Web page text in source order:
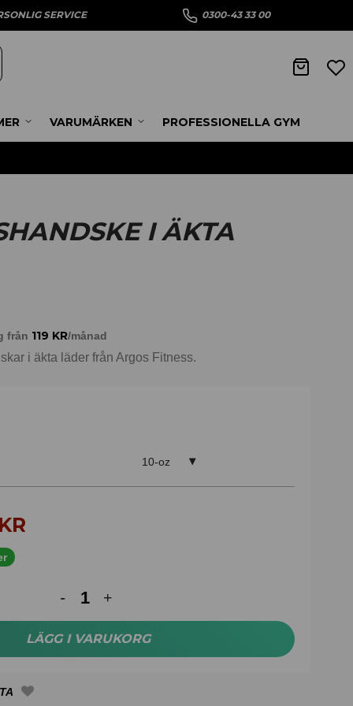
SERVICE 0300-43 33 00
VARUMÄRKEN PROFESSIONELLA GYM
I ÄKTA
från 119 KR/månad
i äkta läder från Argos Fitness.
10-oz
KR
LÄGG I VARUKORG